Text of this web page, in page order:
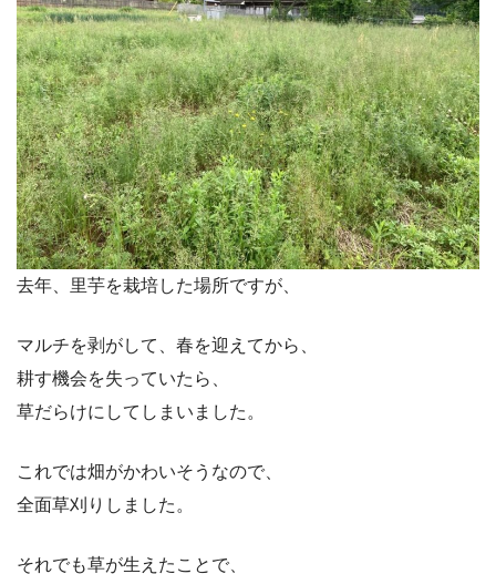
去年、里芋を栽培した場所ですが、
マルチを剥がして、春を迎えてから、
耕す機会を失っていたら、
草だらけにしてしまいました。
これでは畑がかわいそうなので、
全面草刈りしました。
それでも草が生えたことで、